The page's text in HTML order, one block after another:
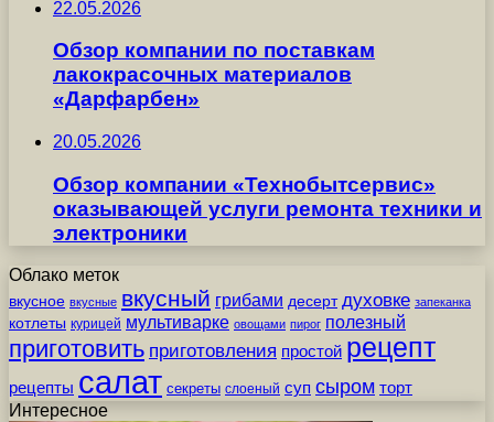
22.05.2026
Обзор компании по поставкам
лакокрасочных материалов
«Дарфарбен»
20.05.2026
Обзор компании «Технобытсервис»
оказывающей услуги ремонта техники и
электроники
Облако меток
вкусное вкусные вкусный грибами десерт духовке запеканка
котлеты курицей мультиварке овощами пирог полезный
приготовить приготовления простой рецепт
рецепты салат секреты слоеный суп сыром торт
Интересное